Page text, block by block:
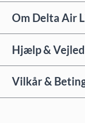
Om Delta Air
Hjælp &
Vilkår &